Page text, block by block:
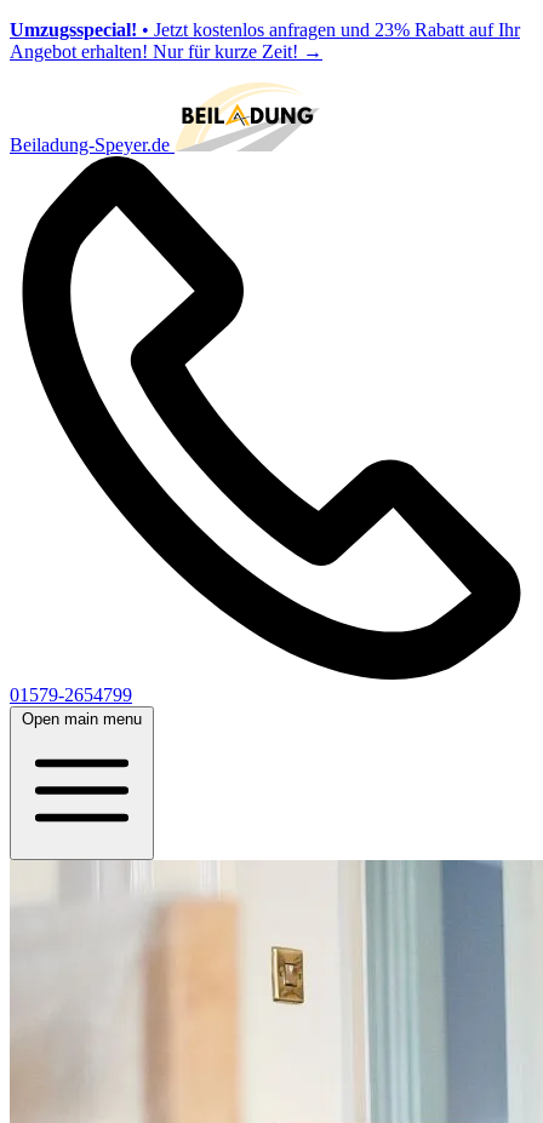
Umzugsspecial! • Jetzt kostenlos anfragen und 23% Rabatt auf Ihr
Angebot erhalten! Nur für kurze Zeit! →
Beiladung-Speyer.de
01579-2654799
Open main menu